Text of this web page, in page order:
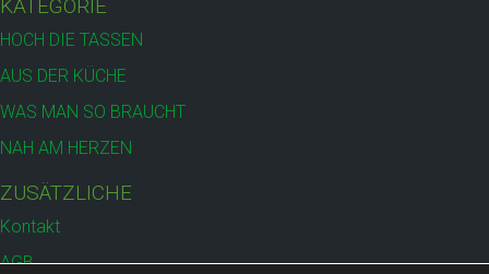
KATEGORIE
HOCH DIE TASSEN
AUS DER KÜCHE
WAS MAN SO BRAUCHT
NAH AM HERZEN
ZUSÄTZLICHE
Kontakt
AGB